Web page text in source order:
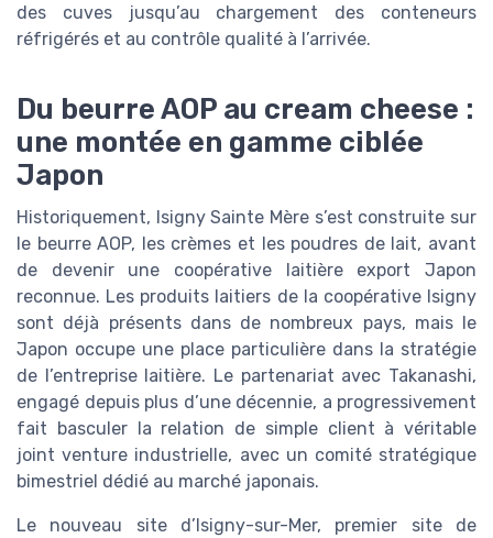
des cuves jusqu’au chargement des conteneurs
réfrigérés et au contrôle qualité à l’arrivée.
Du beurre AOP au cream cheese :
une montée en gamme ciblée
Japon
Historiquement, Isigny Sainte Mère s’est construite sur
le beurre AOP, les crèmes et les poudres de lait, avant
de devenir une coopérative laitière export Japon
reconnue. Les produits laitiers de la coopérative Isigny
sont déjà présents dans de nombreux pays, mais le
Japon occupe une place particulière dans la stratégie
de l’entreprise laitière. Le partenariat avec Takanashi,
engagé depuis plus d’une décennie, a progressivement
fait basculer la relation de simple client à véritable
joint venture industrielle, avec un comité stratégique
bimestriel dédié au marché japonais.
Le nouveau site d’Isigny-sur-Mer, premier site de